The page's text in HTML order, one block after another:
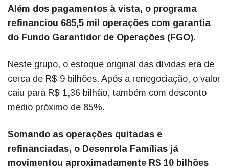
Além dos pagamentos à vista, o programa
refinanciou 685,5 mil operações com garantia
do Fundo Garantidor de Operações (FGO).
Neste grupo, o estoque original das dívidas era de
cerca de R$ 9 bilhões. Após a renegociação, o valor
caiu para R$ 1,36 bilhão, também com desconto
médio próximo de 85%.
Somando as operações quitadas e
refinanciadas, o Desenrola Famílias já
movimentou aproximadamente R$ 10 bilhões